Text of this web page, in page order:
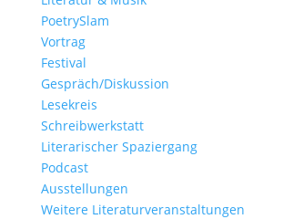
PoetrySlam
Vortrag
Festival
Gespräch/Diskussion
Lesekreis
Schreibwerkstatt
Literarischer Spaziergang
Podcast
Ausstellungen
Weitere Literaturveranstaltungen